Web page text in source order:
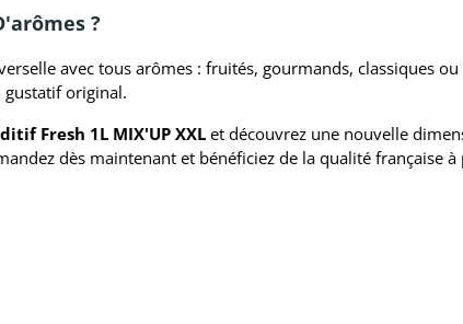
?
avec tous arômes : fruités, gourmands, classiques
original.
Fresh 1L MIX'UP XXL et découvrez une nouvelle
dès maintenant et bénéficiez de la qualité française